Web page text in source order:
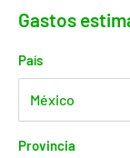
Gastos
País
Provincia